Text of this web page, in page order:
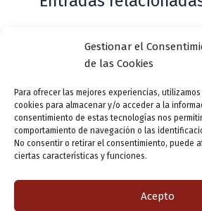
Gestionar el
de las Cookies
Para ofrecer las mejores experiencias,
cookies para almacenar y/o acceder a la
consentimiento de estas tecnologías nos
comportamiento de navegación o las
No consentir o retirar el consentimiento, puede
ciertas características y funciones.
Acepto
Casa de Zorrilla
aniversario del estreno de
Tenorio
Deja un comentario /Actualidad/
Actualidad / Por